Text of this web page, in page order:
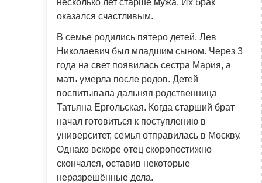
оказался счастливым.
В семье родились пятеро детей. Лев
Николаевич был младшим сыном. Через 3
года на свет появилась сестра Мария, а
мать умерла после родов. Детей
воспитывала дальняя родственница
Татьяна Ергольская. Когда старший брат
начал готовиться к поступлению в
университет, семья отправилась в Москву.
Однако вскоре отец скоропостижно
скончался, оставив некоторые
неразрешённые дела.